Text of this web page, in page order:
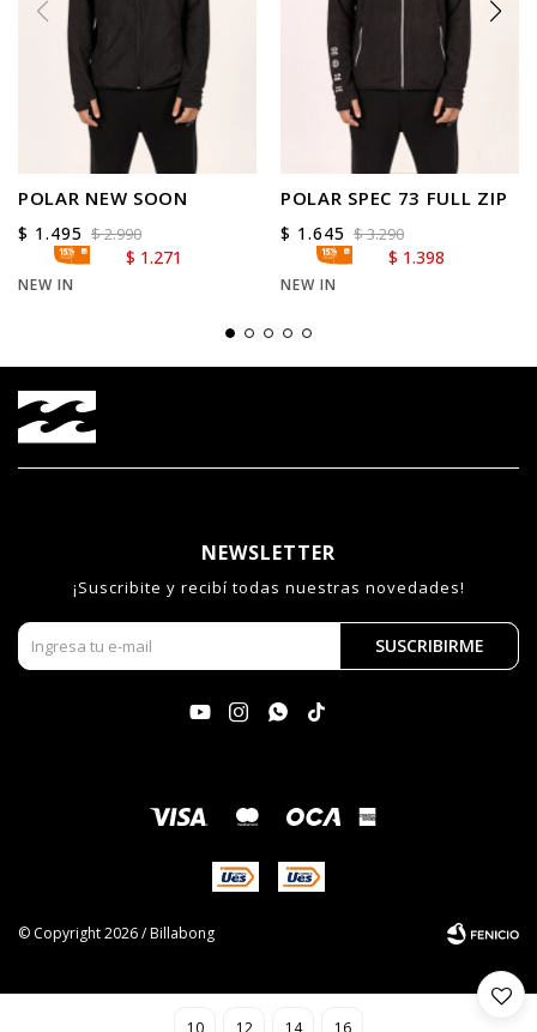
10 12 14 16
POLAR NEW SOON
$ 1.495 $2.990
$ 1.271
NEW IN
POLAR SPEC 73 FULL ZIP
$ 1.645 $3.290
$ 1.398
NEW IN
NEWSLETTER
¡Suscribite y recibí todas nuestras novedades!
SUSCRIBIRME
   
© Copyright 2026 / Billabong